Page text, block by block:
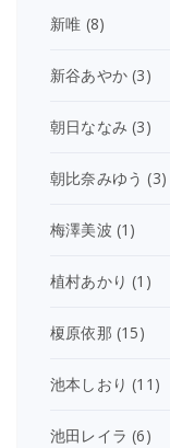
新唯 (8)
新谷あやか (3)
朝日ななみ (3)
朝比奈みゆう (3)
梅澤美波 (1)
植村あかり (1)
榎原依那 (15)
池本しおり (11)
池田レイラ (6)